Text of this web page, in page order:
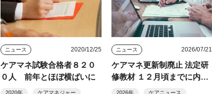
ニュース 2020/12/25
ケアマネ試験合格者８２０
０人 前年とほぼ横ばいに
2020年 ケアマネジャー
ニュース 2026/07/21
ケアマネ更新制廃止 法定研
修教材 １２月頃までに内容
公開
2026年 ケアニュース